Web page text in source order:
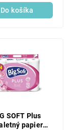
Do košíka
SOFT Plus
papier